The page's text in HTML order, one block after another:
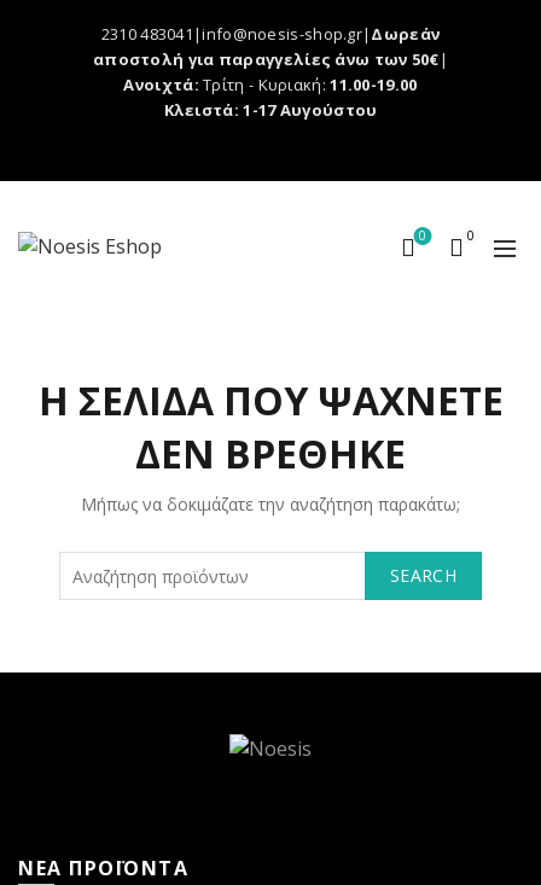
2310 483041|info@noesis-shop.gr| Δωρεάν
αποστολή για παραγγελίες άνω των 50€|
Ανοιχτά:Τρίτη - Κυριακή: 11.00-19.00
Κλειστά: 1-17 Αυγούστου
0 0
Η ΣΕΛΊΔΑ ΠΟΥ ΨΆΧΝΕΤΕ
ΔΕΝ ΒΡΈΘΗΚΕ
Μήπως να δοκιμάζατε την αναζήτηση παρακάτω;
SEARCH
ΝΕΑ ΠΡΟΪΟΝΤΑ